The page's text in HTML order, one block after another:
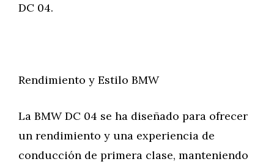
DC 04.
Rendimiento y Estilo BMW
La BMW DC 04 se ha diseñado para ofrecer
un rendimiento y una experiencia de
conducción de primera clase, manteniendo